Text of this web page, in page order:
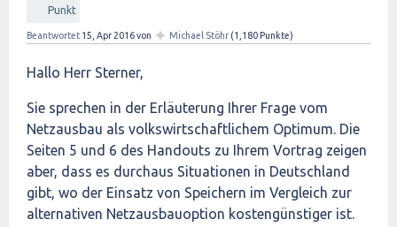
Punkt
Beantwortet 15, Apr 2016von ✦ Michael Stöhr (1,180 Punkte)
Hallo Herr Sterner,
Sie sprechen in der Erläuterung Ihrer Frage vom
Netzausbau als volkswirtschaftlichem Optimum. Die
Seiten 5 und 6 des Handouts zu Ihrem Vortrag zeigen
aber, dass es durchaus Situationen in Deutschland
gibt, wo der Einsatz von Speichern im Vergleich zur
alternativen Netzausbauoption kostengünstiger ist.